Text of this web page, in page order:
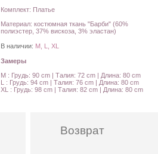
Комплект: Платье
Материал: костюмная ткань "Барби" (60%
полиэстер, 37% вискоза, 3% эластан)
В наличии: M, L, XL
Замеры
M : Грудь: 90 cm | Талия: 72 cm | Длина: 80 cm
L : Грудь: 94 cm | Талия: 76 cm | Длина: 80 cm
XL : Грудь: 98 cm | Талия: 82 cm | Длина: 80 cm
Возврат